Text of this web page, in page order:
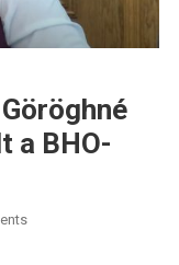
a BHO-